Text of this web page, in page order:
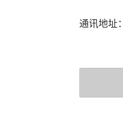
通讯地址：